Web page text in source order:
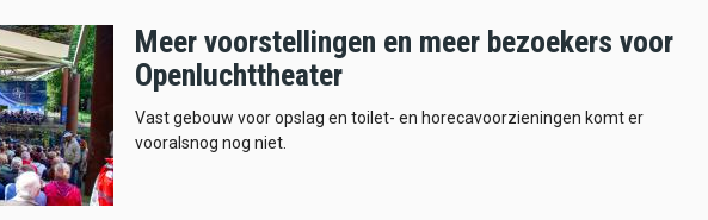
Meer voorstellingen en meer bezoekers voor
Openluchttheater
Vast gebouw voor opslag en toilet- en horecavoorzieningen komt er
vooralsnog nog niet.